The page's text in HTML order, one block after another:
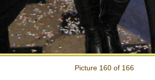
Picture 160 of 166